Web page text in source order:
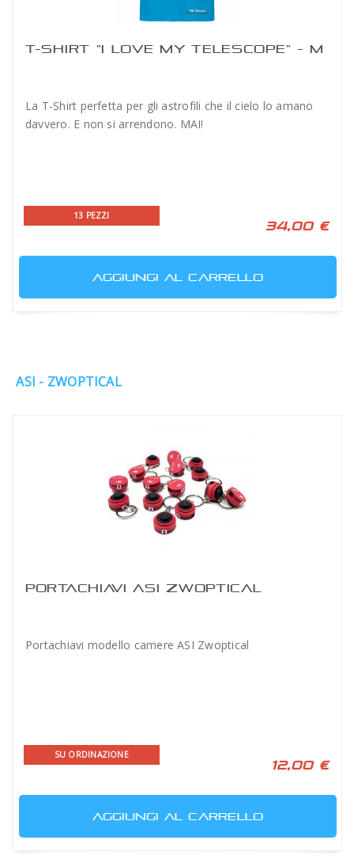
T-SHIRT "I LOVE MY TELESCOPE" - M
La T-Shirt perfetta per gli astrofili che il cielo lo amano
davvero. E non si arrendono. MAI!
13 PEZZI
34,00 €
AGGIUNGI AL CARRELLO
ASI - ZWOPTICAL
PORTACHIAVI ASI ZWOPTICAL
Portachiavi modello camere ASI Zwoptical
SU ORDINAZIONE
12,00 €
AGGIUNGI AL CARRELLO